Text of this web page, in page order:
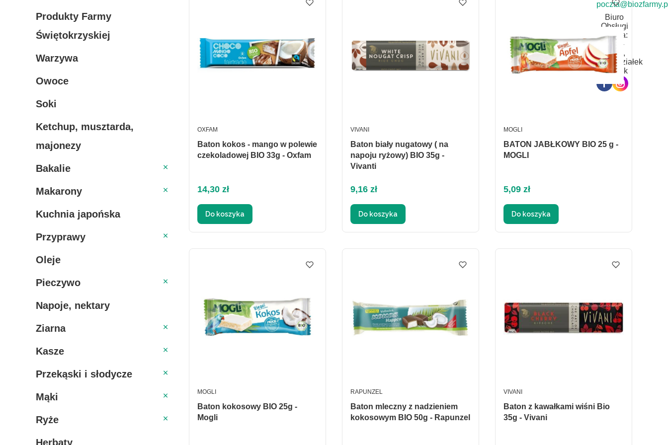
Biuro
Obsługi
Klienta:
8:00 -
16:00,
Poniedziałek
- Piątek
Produkty Farmy
Świętokrzyskiej
Warzywa
Owoce
Soki
Ketchup, musztarda,
majonezy
Bakalie Bakalie
Makarony Makarony
Kuchnia japońska
Przyprawy Przyprawy
Oleje
Pieczywo Pieczywo
Napoje, nektary
Ziarna Ziarna
Kasze Kasze
Przekąski i słodycze Przekąski i słodycze
Mąki Mąki
Ryże Ryże
Herbaty
Baton kokos - mango w polewie
czekoladowej BIO 33g - Oxfam
PRODUCENT
OXFAM
Cena
14,30 zł
Do koszyka
Baton biały nugatowy ( na
napoju ryżowy) BIO 35g -
Vivanti
PRODUCENT
VIVANI
Cena
9,16 zł
Do koszyka
BATON JABŁKOWY BIO 25 g -
MOGLI
PRODUCENT
MOGLI
Cena
5,09 zł
Do koszyka
Baton kokosowy BIO 25g -
Mogli
PRODUCENT
MOGLI
Baton mleczny z nadzieniem
kokosowym BIO 50g - Rapunzel
PRODUCENT
RAPUNZEL
Baton z kawałkami wiśni Bio
35g - Vivani
PRODUCENT
VIVANI